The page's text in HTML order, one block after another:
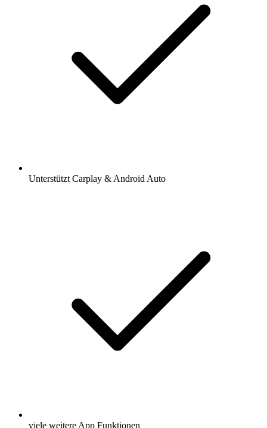
Unterstützt Carplay & Android Auto
viele weitere App Funktionen